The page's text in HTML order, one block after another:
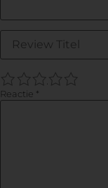
5
4
3
2
Reactie *